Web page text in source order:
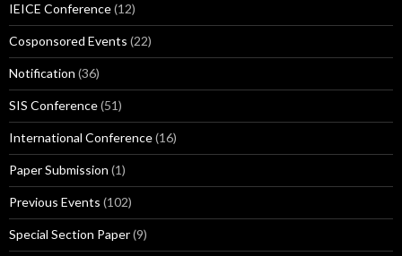
IEICE Conference(12)
Cosponsored Events (22)
Notification (36)
SIS Conference(51)
International Conference(16)
Paper Submission (1)
Previous Events (102)
Special Section Paper(9)